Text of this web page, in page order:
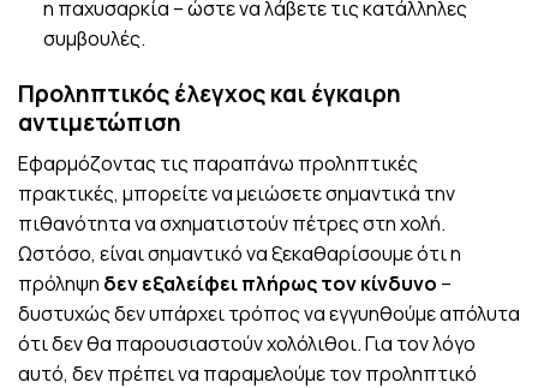
η παχυσαρκία – ώστε να λάβετε τις κατάλληλες
συμβουλές.
Προληπτικός έλεγχος και έγκαιρη
αντιμετώπιση
Εφαρμόζοντας τις παραπάνω προληπτικές
πρακτικές, μπορείτε να μειώσετε σημαντικά την
πιθανότητα να σχηματιστούν πέτρες στη χολή.
Ωστόσο, είναι σημαντικό να ξεκαθαρίσουμε ότι η
πρόληψη δεν εξαλείφει πλήρως τον κίνδυνο –
δυστυχώς δεν υπάρχει τρόπος να εγγυηθούμε απόλυτα
ότι δεν θα παρουσιαστούν χολόλιθοι. Για τον λόγο
αυτό, δεν πρέπει να παραμελούμε τον προληπτικό